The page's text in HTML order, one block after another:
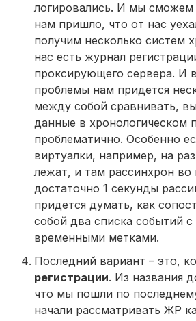
логировались. И мы сможем
нам пришло, что от нас
получим несколько систем
нас есть журнал
проксирующего сервера. И
проблемы нам придется
между собой сравнивать,
данные в хронологическом
проблематично. Особенно
виртуалки, например, на
лежат, и там рассинхрон во
достаточно 1 секунды
придется думать, как
собой два списка событий
временными метками.
Последний вариант – это,
регистрации. Из названия
что мы пошли по
начали рассматривать ЖР